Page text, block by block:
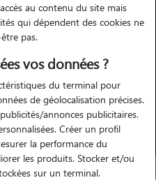
au contenu du site mais
qui dépendent des cookies ne
pas.
vos données ?
du terminal pour
de géolocalisation précises.
annonces publicitaires.
Créer un profil
la performance du
les produits. Stocker et/ou
sur un terminal.